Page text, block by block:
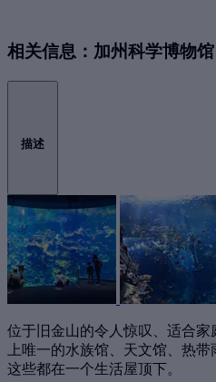
相关信息：加州科学博物馆
描述
位于旧金山的令人惊叹、适合
上唯一的水族馆、天文馆、热
这些都在一个生活屋顶下。